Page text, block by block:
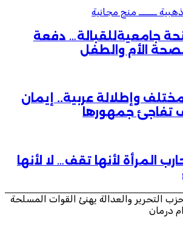
منحة جامعيةللقبالة… دفعة
الأم والطفل
وإطلالة عربية.. إيمان
تفاجئ جمهورها
المرأة لأنها تقف… لا لأنها
التحرير والعدالة يهنئ القوات المسلحة
درمان